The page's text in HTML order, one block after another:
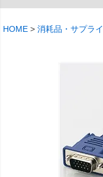
HOME 消耗品・サプライ